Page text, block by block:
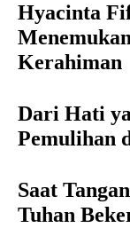
Hyacinta
Kerahiman
Dari Hati
Pemulihan
Saat
Tuhan